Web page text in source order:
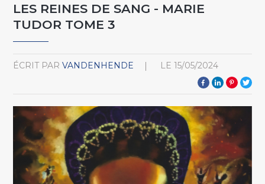
LES REINES DE SANG - MARIE
TUDOR TOME 3
ÉCRIT PAR VANDENHENDE LE 15/05/2024